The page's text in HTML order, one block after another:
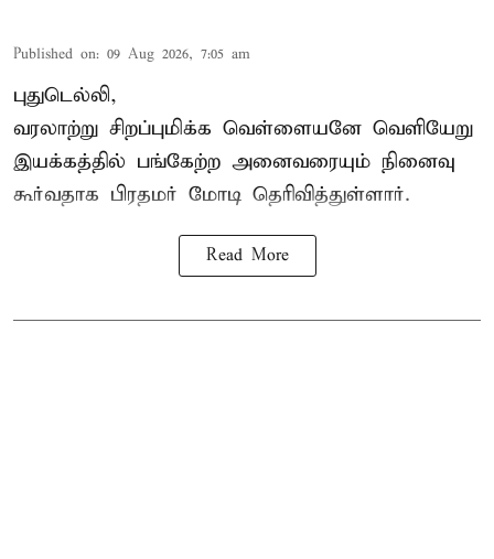
Published on: 09 Aug 2026, 7:05 am
புதுடெல்லி,
வரலாற்று சிறப்புமிக்க வெள்ளையனே வெளியேறு
இயக்கத்தில் பங்கேற்ற அனைவரையும் நினைவு
கூர்வதாக பிரதமர் மோடி தெரிவித்துள்ளார்.
Read More